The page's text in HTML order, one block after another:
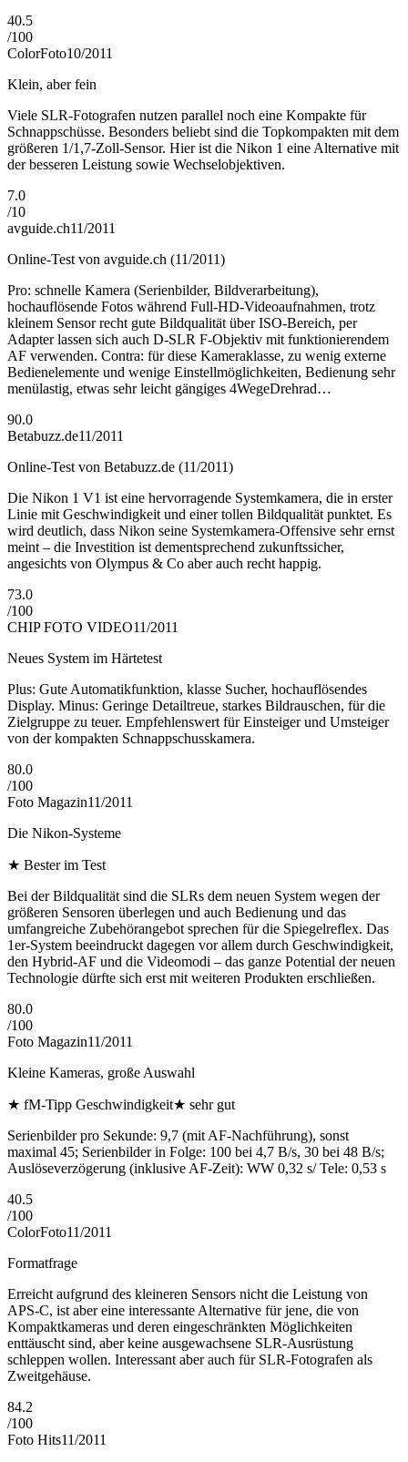
40.5
/100
ColorFoto10/2011
Klein, aber fein
Viele SLR-Fotografen nutzen parallel noch eine Kompakte für
Schnappschüsse. Besonders beliebt sind die Topkompakten mit dem
größeren 1/1,7-Zoll-Sensor. Hier ist die Nikon 1 eine Alternative mit
der besseren Leistung sowie Wechselobjektiven.
7.0
/10
avguide.ch11/2011
Online-Test von avguide.ch (11/2011)
Pro: schnelle Kamera (Serienbilder, Bildverarbeitung),
hochauflösende Fotos während Full-HD-Videoaufnahmen, trotz
kleinem Sensor recht gute Bildqualität über ISO-Bereich, per
Adapter lassen sich auch D-SLR F-Objektiv mit funktionierendem
AF verwenden. Contra: für diese Kameraklasse, zu wenig externe
Bedienelemente und wenige Einstellmöglichkeiten, Bedienung sehr
menülastig, etwas sehr leicht gängiges 4WegeDrehrad…
90.0
Betabuzz.de11/2011
Online-Test von Betabuzz.de (11/2011)
Die Nikon 1 V1 ist eine hervorragende Systemkamera, die in erster
Linie mit Geschwindigkeit und einer tollen Bildqualität punktet. Es
wird deutlich, dass Nikon seine Systemkamera-Offensive sehr ernst
meint – die Investition ist dementsprechend zukunftssicher,
angesichts von Olympus & Co aber auch recht happig.
73.0
/100
CHIP FOTO VIDEO11/2011
Neues System im Härtetest
Plus: Gute Automatikfunktion, klasse Sucher, hochauflösendes
Display. Minus: Geringe Detailtreue, starkes Bildrauschen, für die
Zielgruppe zu teuer. Empfehlenswert für Einsteiger und Umsteiger
von der kompakten Schnappschusskamera.
80.0
/100
Foto Magazin11/2011
Die Nikon-Systeme
★ Bester im Test
Bei der Bildqualität sind die SLRs dem neuen System wegen der
größeren Sensoren überlegen und auch Bedienung und das
umfangreiche Zubehörangebot sprechen für die Spiegelreflex. Das
1er-System beeindruckt dagegen vor allem durch Geschwindigkeit,
den Hybrid-AF und die Videomodi – das ganze Potential der neuen
Technologie dürfte sich erst mit weiteren Produkten erschließen.
80.0
/100
Foto Magazin11/2011
Kleine Kameras, große Auswahl
★ fM-Tipp Geschwindigkeit★ sehr gut
Serienbilder pro Sekunde: 9,7 (mit AF-Nachführung), sonst
maximal 45; Serienbilder in Folge: 100 bei 4,7 B/s, 30 bei 48 B/s;
Auslöseverzögerung (inklusive AF-Zeit): WW 0,32 s/ Tele: 0,53 s
40.5
/100
ColorFoto11/2011
Formatfrage
Erreicht aufgrund des kleineren Sensors nicht die Leistung von
APS-C, ist aber eine interessante Alternative für jene, die von
Kompaktkameras und deren eingeschränkten Möglichkeiten
enttäuscht sind, aber keine ausgewachsene SLR-Ausrüstung
schleppen wollen. Interessant aber auch für SLR-Fotografen als
Zweitgehäuse.
84.2
/100
Foto Hits11/2011